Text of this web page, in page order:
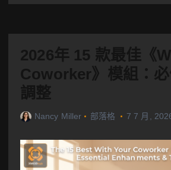
2026年 15 款最佳《
Coworker》模組：
調整
Nancy Miller 部落格 7 7 月,